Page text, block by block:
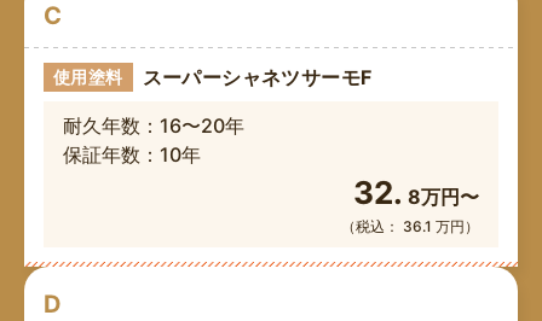
C
使用塗料
スーパーシャネツサーモF
耐久年数：16〜20年
保証年数：10年
32. 8万円〜
（税込： 36.1 万円）
D